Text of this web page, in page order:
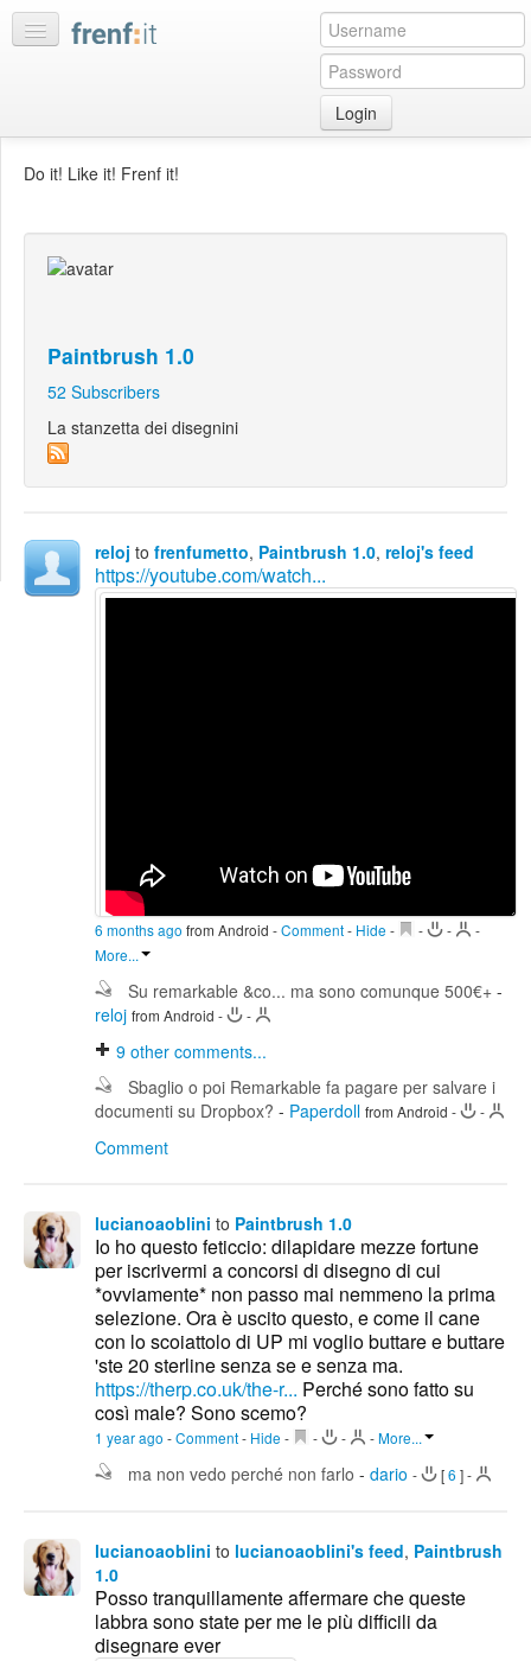
Login
discussions
Best
:LISTS
Edit
Edit
Search
Do it! Like it! Frenf it!
Paintbrush 1.0
52 Subscribers
La stanzetta dei disegnini
reloj to frenfumetto, Paintbrush 1.0, reloj's feed
https://youtube.com/watch...
6 months ago from Android -Comment- Hide - - -
-
More...
Su remarkable &co... ma sono comunque 500€+ -
reloj from Android - -
9 other comments...
Sbaglio o poi Remarkable fa pagare per salvare i
documenti su Dropbox? - Paperdoll from Android - -
Comment
lucianoaoblini to Paintbrush 1.0
Io ho questo feticcio: dilapidare mezze fortune
per iscrivermi a concorsi di disegno di cui
*ovviamente* non passo mai nemmeno la prima
selezione. Ora è uscito questo, e come il cane
con lo scoiattolo di UP mi voglio buttare e buttare
'ste 20 sterline senza se e senza ma.
https://therp.co.uk/the-r... Perché sono fatto su
così male? Sono scemo?
1 year ago -Comment- Hide - - - -More...
ma non vedo perché non farlo - dario - [6 ]-
lucianoaoblini to lucianoaoblini's feed, Paintbrush
1.0
Posso tranquillamente affermare che queste
labbra sono state per me le più difficili da
disegnare ever